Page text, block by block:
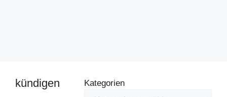
kündigen Kategorien